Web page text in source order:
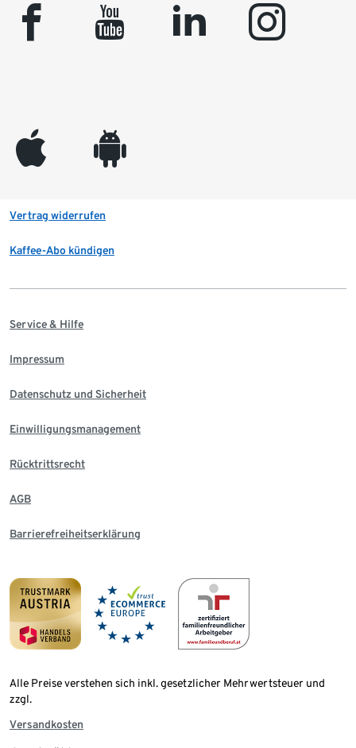
facebook youtube linkedin instagram
appleinc android
Vertrag widerrufen
Kaffee-Abo kündigen
Service & Hilfe
Impressum
Datenschutz und Sicherheit
Einwilligungsmanagement
Rücktrittsrecht
AGB
Barrierefreiheitserklärung
Alle Preise verstehen sich inkl. gesetzlicher Mehrwertsteuer und
zzgl.
Versandkosten